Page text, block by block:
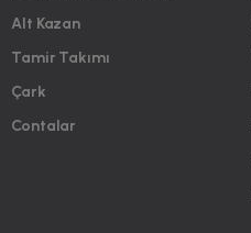
Alt Kazan
Tamir Takımı
Çark
Contalar